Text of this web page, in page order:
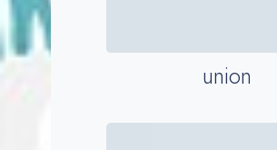
union